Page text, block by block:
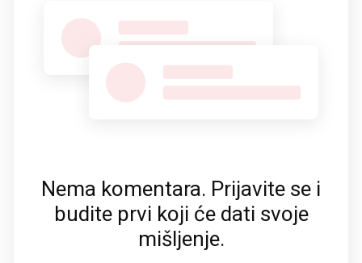
Nema komentara. Prijavite se i
budite prvi koji će dati svoje
mišljenje.